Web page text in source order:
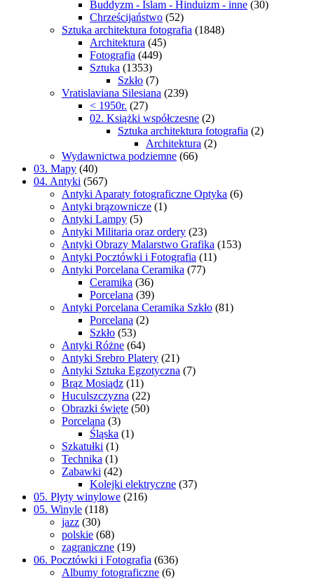
Buddyzm - Islam - Hinduizm - inne (30)
Chrześcijaństwo (52)
Sztuka architektura fotografia (1848)
Architektura (45)
Fotografia (449)
Sztuka (1353)
Szkło (7)
Vratislaviana Silesiana (239)
< 1950r. (27)
02. Książki współczesne (2)
Sztuka architektura fotografia (2)
Architektura (2)
Wydawnictwa podziemne (66)
03. Mapy (40)
04. Antyki (567)
Antyki Aparaty fotograficzne Optyka (6)
Antyki brązownicze (1)
Antyki Lampy (5)
Antyki Militaria oraz ordery (23)
Antyki Obrazy Malarstwo Grafika (153)
Antyki Pocztówki i Fotografia (11)
Antyki Porcelana Ceramika (77)
Ceramika (36)
Porcelana (39)
Antyki Porcelana Ceramika Szkło (81)
Porcelana (2)
Szkło (53)
Antyki Różne (64)
Antyki Srebro Platery (21)
Antyki Sztuka Egzotyczna (7)
Brąz Mosiądz (11)
Huculszczyzna (22)
Obrazki święte (50)
Porcelana (3)
Śląska (1)
Szkatułki (1)
Technika (1)
Zabawki (42)
Kolejki elektryczne (37)
05. Płyty winylowe (216)
05. Winyle (118)
jazz (30)
polskie (68)
zagraniczne (19)
06. Pocztówki i Fotografia (636)
Albumy fotograficzne (6)